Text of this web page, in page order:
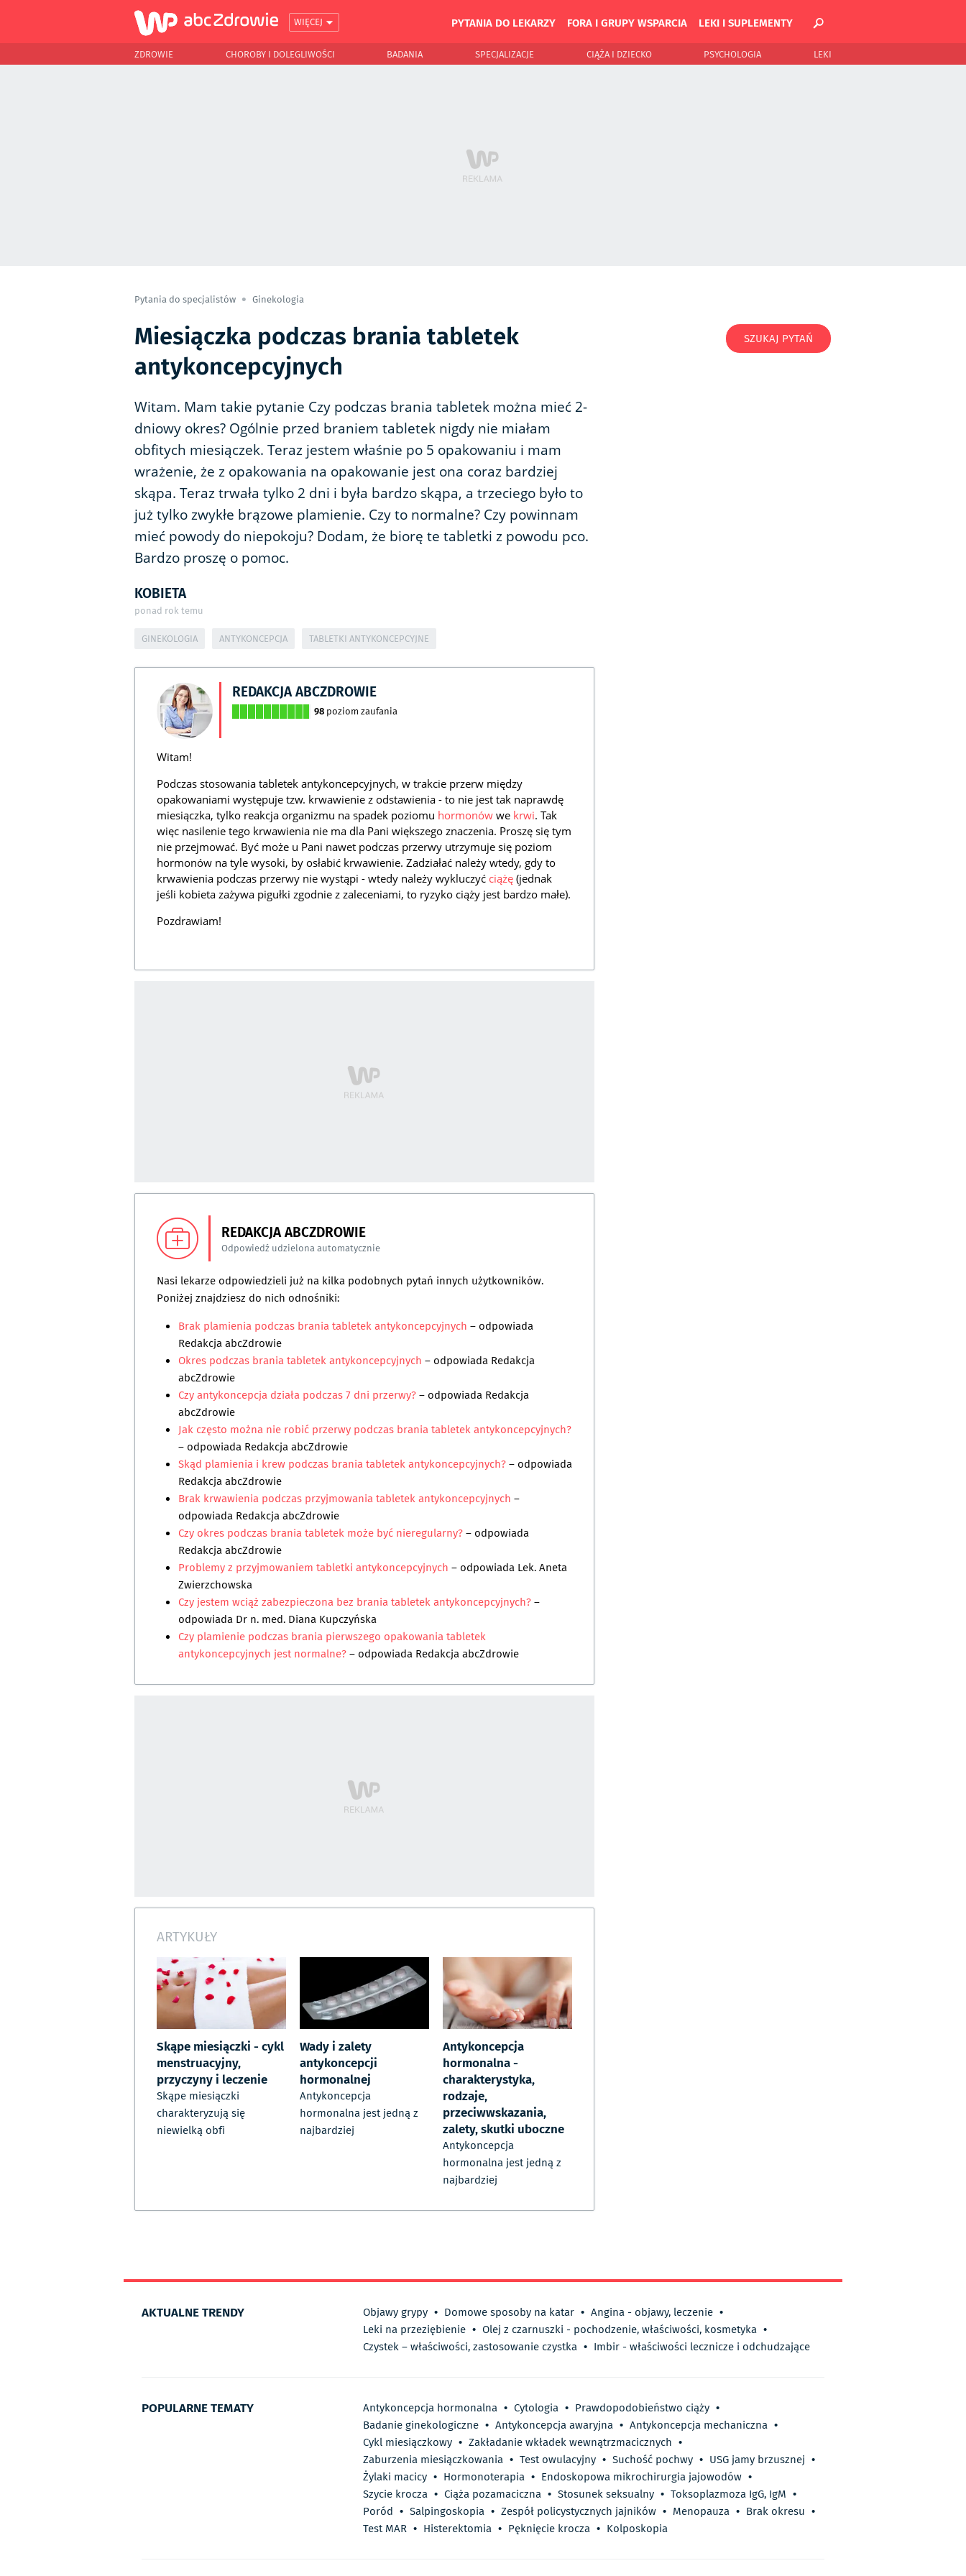
WIĘCEJ PYTANIA DO LEKARZY FORA I GRUPY WSPARCIA LEKI I SUPLEMENTY
ZDROWIE CHOROBY I DOLEGLIWOŚCI BADANIA SPECJALIZACJE CIĄŻA I DZIECKO PSYCHOLOGIA LEKI
Pytania do specjalistów Ginekologia
Miesiączka podczas brania tabletek
antykoncepcyjnych
Witam. Mam takie pytanie Czy podczas brania tabletek można mieć 2-
dniowy okres? Ogólnie przed braniem tabletek nigdy nie miałam
obfitych miesiączek. Teraz jestem właśnie po 5 opakowaniu i mam
wrażenie, że z opakowania na opakowanie jest ona coraz bardziej
skąpa. Teraz trwała tylko 2 dni i była bardzo skąpa, a trzeciego było to
już tylko zwykłe brązowe plamienie. Czy to normalne? Czy powinnam
mieć powody do niepokoju? Dodam, że biorę te tabletki z powodu pco.
Bardzo proszę o pomoc.
KOBIETA
ponad rok temu
GINEKOLOGIA ANTYKONCEPCJA TABLETKI ANTYKONCEPCYJNE
REDAKCJA ABCZDROWIE
98 poziom zaufania
Witam!
Podczas stosowania tabletek antykoncepcyjnych, w trakcie przerw między
opakowaniami występuje tzw. krwawienie z odstawienia - to nie jest tak naprawdę
miesiączka, tylko reakcja organizmu na spadek poziomu hormonów we krwi. Tak
więc nasilenie tego krwawienia nie ma dla Pani większego znaczenia. Proszę się tym
nie przejmować. Być może u Pani nawet podczas przerwy utrzymuje się poziom
hormonów na tyle wysoki, by osłabić krwawienie. Zadziałać należy wtedy, gdy to
krwawienia podczas przerwy nie wystąpi - wtedy należy wykluczyć ciążę (jednak
jeśli kobieta zażywa pigułki zgodnie z zaleceniami, to ryzyko ciąży jest bardzo małe).
Pozdrawiam!
REDAKCJA ABCZDROWIE
Odpowiedź udzielona automatycznie
Nasi lekarze odpowiedzieli już na kilka podobnych pytań innych użytkowników.
Poniżej znajdziesz do nich odnośniki:
Brak plamienia podczas brania tabletek antykoncepcyjnych – odpowiada
Redakcja abcZdrowie
Okres podczas brania tabletek antykoncepcyjnych – odpowiada Redakcja
abcZdrowie
Czy antykoncepcja działa podczas 7 dni przerwy?– odpowiada Redakcja
abcZdrowie
Jak często można nie robić przerwy podczas brania tabletek antykoncepcyjnych?
– odpowiada Redakcja abcZdrowie
Skąd plamienia i krew podczas brania tabletek antykoncepcyjnych?– odpowiada
Redakcja abcZdrowie
Brak krwawienia podczas przyjmowania tabletek antykoncepcyjnych –
odpowiada Redakcja abcZdrowie
Czy okres podczas brania tabletek może być nieregularny?– odpowiada
Redakcja abcZdrowie
Problemy z przyjmowaniem tabletki antykoncepcyjnych – odpowiada Lek. Aneta
Zwierzchowska
Czy jestem wciąż zabezpieczona bez brania tabletek antykoncepcyjnych?–
odpowiada Dr n. med. Diana Kupczyńska
Czy plamienie podczas brania pierwszego opakowania tabletek
antykoncepcyjnych jest normalne?– odpowiada Redakcja abcZdrowie
ARTYKUŁY
Skąpe miesiączki - cykl
menstruacyjny,
przyczyny i leczenie
Skąpe miesiączki
charakteryzują się
niewielką obfi
Wady i zalety
antykoncepcji
hormonalnej
Antykoncepcja
hormonalna jest jedną z
najbardziej
Antykoncepcja
hormonalna -
charakterystyka,
rodzaje,
przeciwwskazania,
zalety, skutki uboczne
Antykoncepcja
hormonalna jest jedną z
najbardziej
SZUKAJ PYTAŃ
AKTUALNE TRENDY Objawy grypy • Domowe sposoby na katar • Angina - objawy, leczenie •
Leki na przeziębienie • Olej z czarnuszki - pochodzenie, właściwości, kosmetyka •
Czystek – właściwości, zastosowanie czystka • Imbir - właściwości lecznicze i odchudzające
POPULARNE TEMATY Antykoncepcja hormonalna • Cytologia • Prawdopodobieństwo ciąży •
Badanie ginekologiczne • Antykoncepcja awaryjna • Antykoncepcja mechaniczna •
Cykl miesiączkowy • Zakładanie wkładek wewnątrzmacicznych •
Zaburzenia miesiączkowania • Test owulacyjny • Suchość pochwy • USG jamy brzusznej •
Żylaki macicy • Hormonoterapia • Endoskopowa mikrochirurgia jajowodów •
Szycie krocza • Ciąża pozamaciczna • Stosunek seksualny • Toksoplazmoza IgG, IgM •
Poród • Salpingoskopia • Zespół policystycznych jajników • Menopauza • Brak okresu •
Test MAR • Histerektomia • Pęknięcie krocza • Kolposkopia